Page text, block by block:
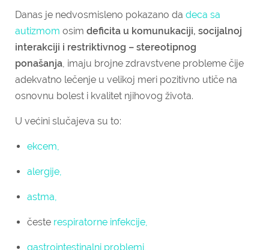
Danas je nedvosmisleno pokazano da deca sa
autizmom osim deficita u komunukaciji, socijalnoj
interakciji i restriktivnog – stereotipnog
ponašanja, imaju brojne zdravstvene probleme čije
adekvatno lečenje u velikoj meri pozitivno utiče na
osnovnu bolest i kvalitet njihovog života.
U većini slučajeva su to:
ekcem,
alergije,
astma,
česte respiratorne infekcije,
gastrointestinalni problemi,